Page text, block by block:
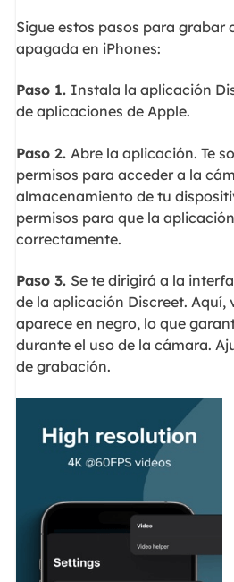
Sigue estos pasos para grabar
apagada en iPhones:
Paso 1. Instala la aplicación
de aplicaciones de Apple.
Paso 2. Abre la aplicación. Te
permisos para acceder a la
almacenamiento de tu
permisos para que la
correctamente.
Paso 3. Se te dirigirá a la
de la aplicación Discreet. Aquí,
aparece en negro, lo que
durante el uso de la cámara.
de grabación.